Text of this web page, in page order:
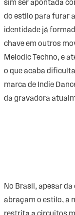
sim ser apontada
do estilo para furar
identidade já
chave em outros
Melodic Techno, e
o que acaba
marca de Indie
da gravadora
No Brasil, apesar
abraçam o estilo, a